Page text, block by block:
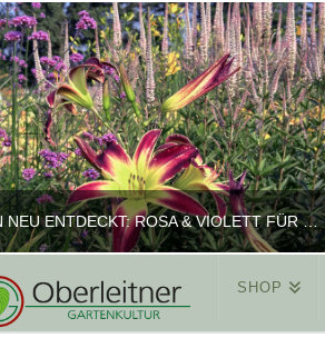
TAGLILIEN NEU ENTDECKT: ROSA & VIOLETT FÜR ROMANTISCHE PFLANZKOMBINATIONEN
REINHARD
SHOP